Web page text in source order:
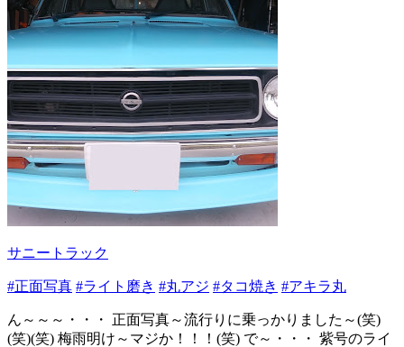
サニートラック
#正面写真 #ライト磨き #丸アジ #タコ焼き #アキラ丸
ん～～～・・・ 正面写真～流行りに乗っかりました～(笑)
(笑)(笑) 梅雨明け～マジか！！！(笑) で～・・・ 紫号のライ